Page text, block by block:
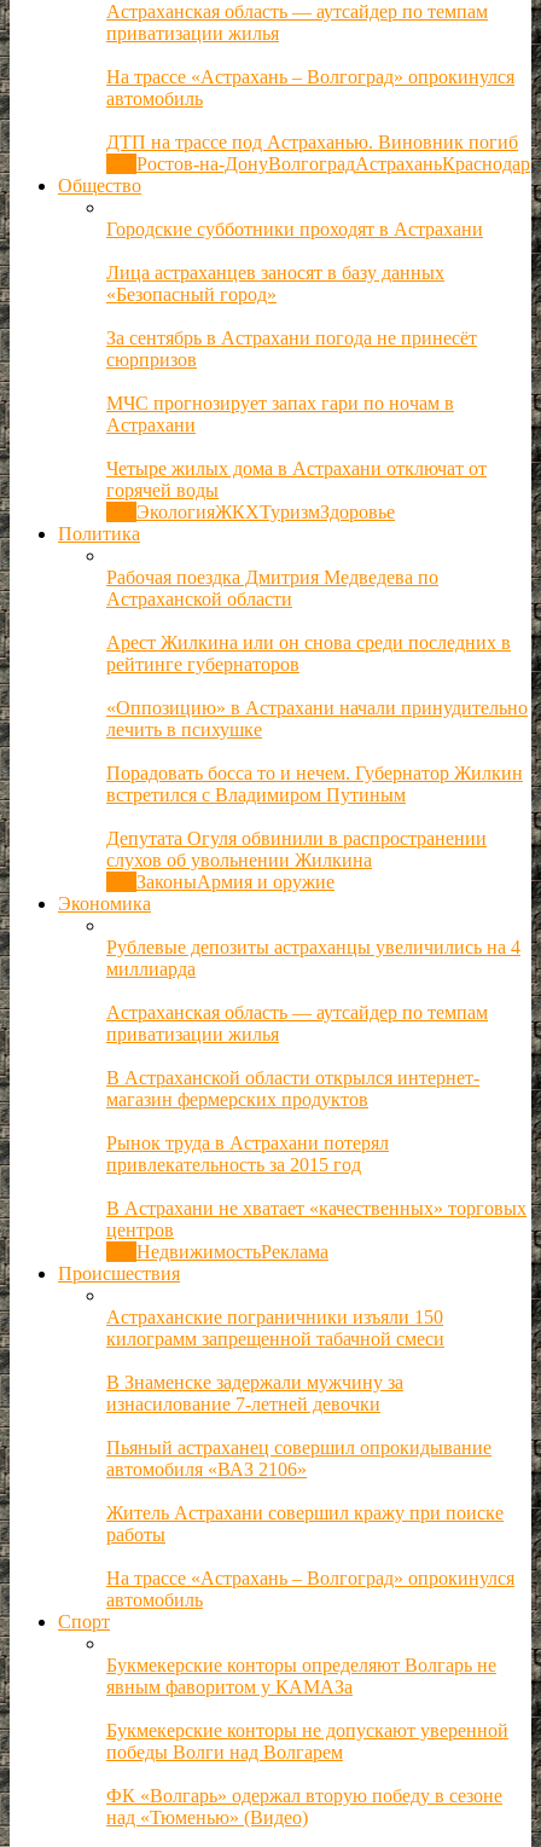
Астраханская область — аутсайдер по темпам
приватизации жилья
На трассе «Астрахань – Волгоград» опрокинулся
автомобиль
ДТП на трассе под Астраханью. Виновник погиб
Ростов-на-ДонуВолгоградАстраханьКраснодар
Общество
Городские субботники проходят в Астрахани
Лица астраханцев заносят в базу данных
«Безопасный город»
За сентябрь в Астрахани погода не принесёт
сюрпризов
МЧС прогнозирует запах гари по ночам в
Астрахани
Четыре жилых дома в Астрахани отключат от
горячей воды
ЭкологияЖКХТуризмЗдоровье
Политика
Рабочая поездка Дмитрия Медведева по
Астраханской области
Арест Жилкина или он снова среди последних в
рейтинге губернаторов
«Оппозицию» в Астрахани начали принудительно
лечить в психушке
Порадовать босса то и нечем. Губернатор Жилкин
встретился с Владимиром Путиным
Депутата Огуля обвинили в распространении
слухов об увольнении Жилкина
ЗаконыАрмия и оружие
Экономика
Рублевые депозиты астраханцы увеличились на 4
миллиарда
Астраханская область — аутсайдер по темпам
приватизации жилья
В Астраханской области открылся интернет-
магазин фермерских продуктов
Рынок труда в Астрахани потерял
привлекательность за 2015 год
В Астрахани не хватает «качественных» торговых
центров
НедвижимостьРеклама
Происшествия
Астраханские пограничники изъяли 150
килограмм запрещенной табачной смеси
В Знаменске задержали мужчину за
изнасилование 7-летней девочки
Пьяный астраханец совершил опрокидывание
автомобиля «ВАЗ 2106»
Житель Астрахани совершил кражу при поиске
работы
На трассе «Астрахань – Волгоград» опрокинулся
автомобиль
Спорт
Букмекерские конторы определяют Волгарь не
явным фаворитом у КАМАЗа
Букмекерские конторы не допускают уверенной
победы Волги над Волгарем
ФК «Волгарь» одержал вторую победу в сезоне
над «Тюменью» (Видео)